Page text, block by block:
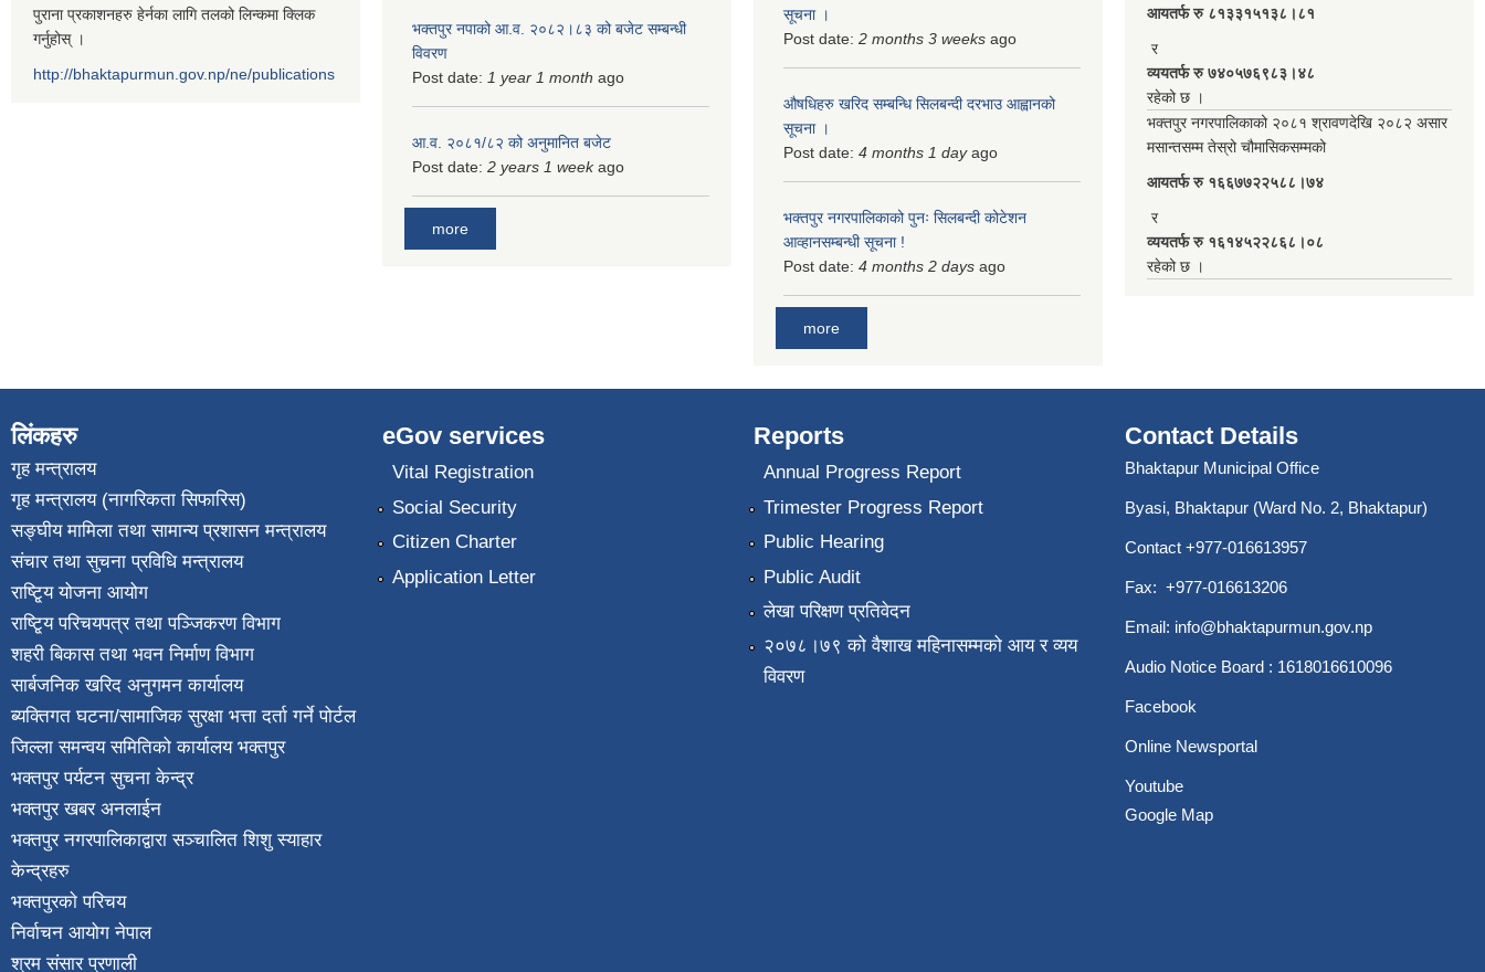
पुराना प्रकाशनहरु हेर्नका लागि तलको लिन्कमा क्लिक
गर्नुहोस् ।
http://bhaktapurmun.gov.np/ne/publications
भक्तपुर नपाको आ.व. २०८२।८३ को बजेट सम्बन्धी
विवरण
Post date: 1 year 1 month ago
आ.व. २०८१/८२ को अनुमानित बजेट
Post date: 2 years 1 weekago
more
सूचना ।
Post date: 2 months 3 weeks ago
औषधिहरु खरिद सम्बन्धि सिलबन्दी दरभाउ आह्वानको
सूचना ।
Post date: 4 months 1 dayago
भक्तपुर नगरपालिकाको पुनः सिलबन्दी कोटेशन
आव्हानसम्बन्धी सूचना !
Post date: 4 months 2 days ago
more
आयतर्फ रु‌ ८१३३१५१३८।८१
र
व्ययतर्फ रु ७४०५७६९८३।४८
रहेको छ ।
भक्तपुर नगरपालिकाको २०८१ श्रावणदेखि २०८२ असार
मसान्तसम्म तेस्रो चौमासिकसम्मको
आयतर्फ रु‌ १६६७७२२५८८।७४
र
व्ययतर्फ रु १६१४५२२८६८।०८
रहेको छ ।
लिंकहरु
गृह मन्त्रालय
गृह मन्त्रालय (नागरिकता सिफारिस)
सङ्घीय मामिला तथा सामान्य प्रशासन मन्त्रालय
संचार तथा सुचना प्रविधि मन्त्रालय
राष्टि्ृय योजना आयोग
राष्टि्ृय परिचयपत्र तथा पञ्जिकरण विभाग
शहरी बिकास तथा भवन निर्माण विभाग
सार्बजनिक खरिद अनुगमन कार्यालय
ब्यक्तिगत घटना/सामाजिक सुरक्षा भत्ता दर्ता गर्ने पोर्टल
जिल्ला समन्वय समितिको कार्यालय भक्तपुर
भक्तपुर पर्यटन सुचना केन्द्र
भक्तपुर खबर अनलाईन
भक्तपुर नगरपालिकाद्वारा सञ्चालित शिशु स्याहार
केन्द्रहरु
भक्तपुरकाे परिचय
निर्वाचन आयोग नेपाल
श्रम संसार प्रणाली
eGov services
Vital Registration
Social Security
Citizen Charter
Application Letter
Reports
Annual Progress Report
Trimester Progress Report
Public Hearing
Public Audit
लेखा परिक्षण प्रतिवेदन
२०७८।७९ को वैशाख महिनासम्मको आय र व्यय
विवरण
Contact Details
Bhaktapur Municipal Office
Byasi, Bhaktapur (Ward No. 2, Bhaktapur)
Contact +977-016613957
Fax: +977-016613206
Email: info@bhaktapurmun.gov.np
Audio Notice Board : 1618016610096
Facebook
Online Newsportal
Youtube
Google Map